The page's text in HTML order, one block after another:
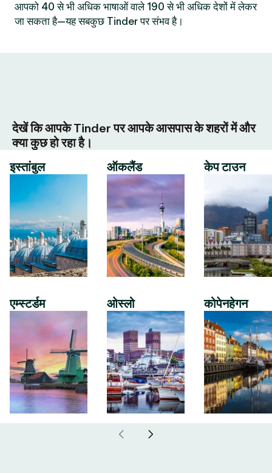
आपको 40 से भी अधिक भाषाओं वाले 190 से भी अधिक देशों में लेकर
जा सकता है—यह सबकुछ Tinder पर संभव है।
देखें कि आपके Tinder पर आपके आसपास के शहरों में और
क्या कुछ हो रहा है।
इस्तांबुल
एम्स्टर्डम
ऑकलैंड
ओस्लो
केप टाउन
कोपेनहेगन